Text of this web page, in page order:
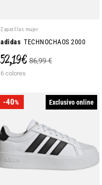
Zapatillas mujer
adidas TECHNOCHAOS 2000
52,19 € 86,99 €
6 colores
-40% Exclusivo online